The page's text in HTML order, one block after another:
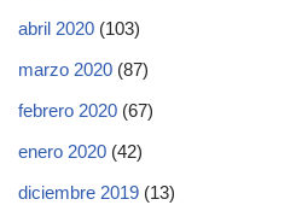
abril 2020 (103)
marzo 2020 (87)
febrero 2020 (67)
enero 2020 (42)
diciembre 2019 (13)